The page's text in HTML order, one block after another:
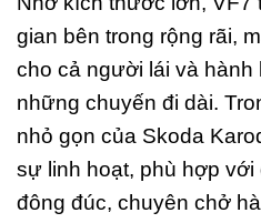
gian bên trong rộng rãi,
cho cả người lái và hành
những chuyến đi dài.
nhỏ gọn của Skoda
sự linh hoạt, phù hợp với
đông đúc, chuyên chở